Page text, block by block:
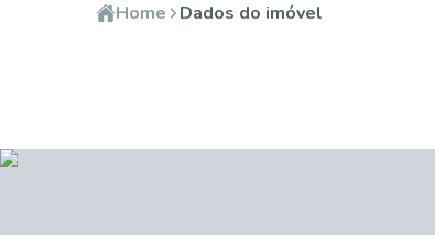
Home Dados do imóvel